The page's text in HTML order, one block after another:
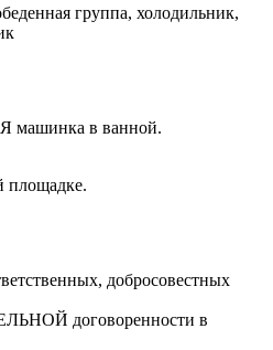
группа, холодильник,
машинка в ванной.
добросовестных
договоренности в